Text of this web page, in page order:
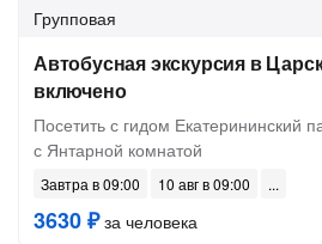
Групповая
Автобусная экскурсия в
включено
Посетить с гидом Екатерининский
с Янтарной комнатой
Завтра в 09:00 10 авг в 09:00
3630 ₽за человека